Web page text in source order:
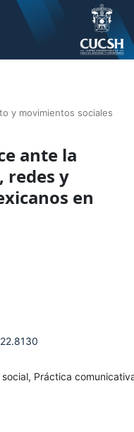
y movimientos sociales
ante la
redes y
en
Práctica